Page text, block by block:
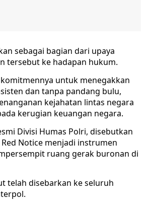
sebagai bagian dari upaya
tersebut ke hadapan hukum.
untuk menegakkan
dan tanpa pandang bulu,
kejahatan lintas negara
kerugian keuangan negara.
Divisi Humas Polri, disebutkan
Notice menjadi instrumen
ruang gerak buronan di
telah disebarkan ke seluruh